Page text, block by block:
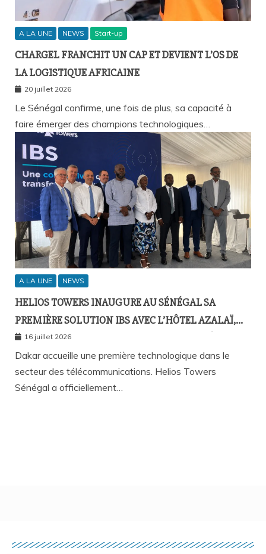
A LA UNE NEWS Start-up
CHARGEL FRANCHIT UN CAP ET DEVIENT L’OS DE
LA LOGISTIQUE AFRICAINE
20 juillet 2026
Le Sénégal confirme, une fois de plus, sa capacité à
faire émerger des champions technologiques…
A LA UNE NEWS
HELIOS TOWERS INAUGURE AU SÉNÉGAL SA
PREMIÈRE SOLUTION IBS AVEC L’HÔTEL AZALAÏ,
NOUVEAU STANDARD DE LA CONNECTIVITÉ
MOBILE À L’INTÉRIEUR DES BÂTIMENTS
16 juillet 2026
Dakar accueille une première technologique dans le
secteur des télécommunications. Helios Towers
Sénégal a officiellement…